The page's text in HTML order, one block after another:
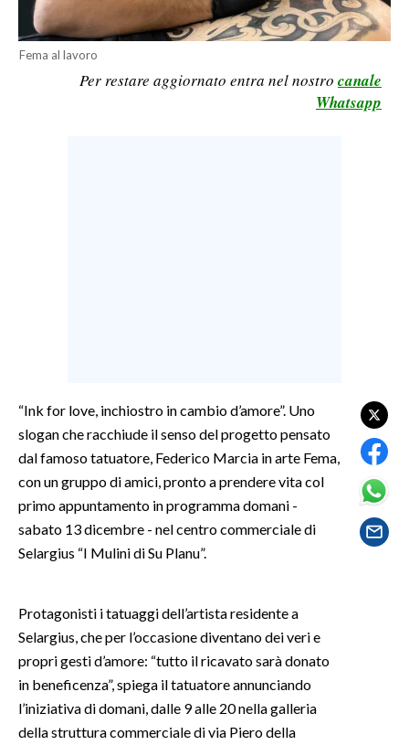
BANDI
SPORT IN SARDEGNA
SPETTACOLI
SALUTE
SARDEGNA TURISMO
NOTIZIE
EVENTI
#CARAUNIONE
3 MINUTI CON
Fema al lavoro
Per restare aggiornato entra nel nostro canale
Whatsapp
“Ink for love, inchiostro in cambio d’amore”. Uno
slogan che racchiude il senso del progetto pensato
dal famoso tatuatore, Federico Marcia in arte Fema,
con un gruppo di amici, pronto a prendere vita col
primo appuntamento in programma domani -
sabato 13 dicembre - nel centro commerciale di
Selargius “I Mulini di Su Planu”.
Protagonisti i tatuaggi dell’artista residente a
Selargius, che per l’occasione diventano dei veri e
propri gesti d’amore: “tutto il ricavato sarà donato
in beneficenza”, spiega il tatuatore annunciando
l’iniziativa di domani, dalle 9 alle 20 nella galleria
della struttura commerciale di via Piero della